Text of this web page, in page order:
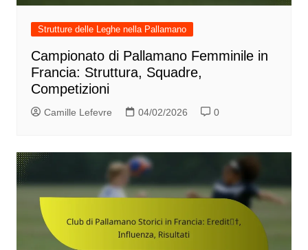
Strutture delle Leghe nella Pallamano
Campionato di Pallamano Femminile in
Francia: Struttura, Squadre,
Competizioni
Camille Lefevre 04/02/2026 0